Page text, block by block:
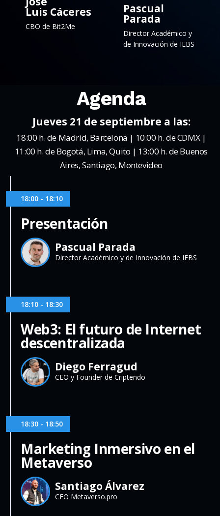
Luis Cáceres
CBO de Bit2Me
Pascual
Parada
Director Académico y
de Innovación de IEBS
Agenda
Jueves 21 de septiembre a las:
18:00 h. de Madrid, Barcelona | 10:00 h. de CDMX |
11:00 h. de Bogotá, Lima, Quito | 13:00 h. de Buenos
Aires, Santiago, Montevideo
18:00 - 18:10
Presentación
Pascual Parada
Director Académico y de Innovación de IEBS
18:10 - 18:30
Web3: El futuro de Internet
descentralizada
Diego Ferragud
CEO y Founder de Criptendo
18:30 - 18:50
Marketing Inmersivo en el
Metaverso
Santiago Álvarez
CEO Metaverso.pro